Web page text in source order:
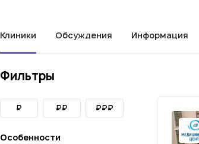
Клиники Обсуждения Информация
Фильтры
₽ ₽₽ ₽₽₽
Особенности